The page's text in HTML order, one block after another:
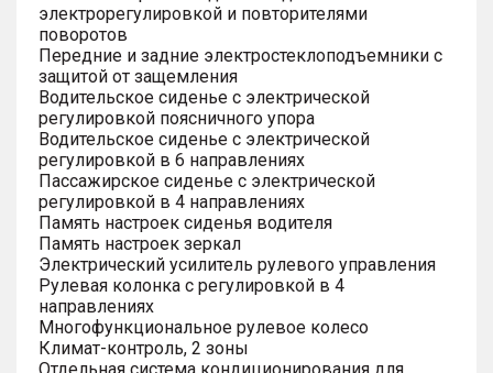
электрорегулировкой и повторителями
поворотов
Передние и задние электростеклоподъемники с
защитой от защемления
Водительское сиденье с электрической
регулировкой поясничного упора
Водительское сиденье с электрической
регулировкой в 6 направлениях
Пассажирское сиденье с электрической
регулировкой в 4 направлениях
Память настроек сиденья водителя
Память настроек зеркал
Электрический усилитель рулевого управления
Рулевая колонка с регулировкой в 4
направлениях
Многофункциональное рулевое колесо
Климат-контроль, 2 зоны
Отдельная система кондиционирования для